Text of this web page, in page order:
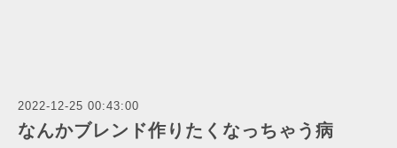
2022-12-25 00:43:00
なんかブレンド作りたくなっちゃう病